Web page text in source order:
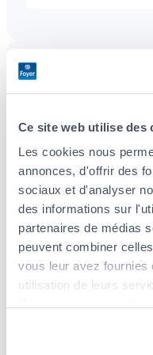
Ce site web utilise des
Les cookies nous
annonces, d'offrir des
sociaux et d'analyser
des informations sur
partenaires de médias
peuvent combiner
vous leur avez fournies
utilisation de leurs
Unsere
Wir
zu
Vorsorge-
Umfassende